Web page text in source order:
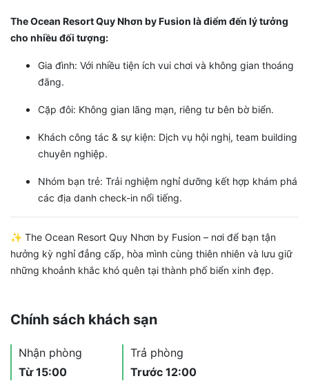
The Ocean Resort Quy Nhơn by Fusion là điểm đến lý tưởng
cho nhiều đối tượng:
Gia đình: Với nhiều tiện ích vui chơi và không gian thoáng
đãng.
Cặp đôi: Không gian lãng mạn, riêng tư bên bờ biển.
Khách công tác & sự kiện: Dịch vụ hội nghị, team building
chuyên nghiệp.
Nhóm bạn trẻ: Trải nghiệm nghỉ dưỡng kết hợp khám phá
các địa danh check-in nổi tiếng.
✨ The Ocean Resort Quy Nhơn by Fusion – nơi để bạn tận
hưởng kỳ nghỉ đẳng cấp, hòa mình cùng thiên nhiên và lưu giữ
những khoảnh khắc khó quên tại thành phố biển xinh đẹp.
Chính sách khách sạn
Nhận phòng
Từ 15:00
Trả phòng
Trước 12:00